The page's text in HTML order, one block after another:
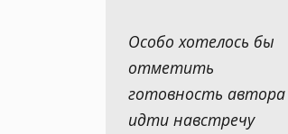
Особо хотелось бы
отметить
готовность автора
идти навстречу